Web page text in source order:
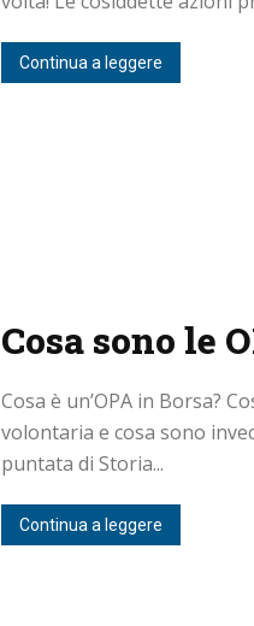
Continua a leggere
Cosa sono le
Cosa è un’OPA in Borsa?
volontaria e cosa sono
puntata di Storia...
Continua a leggere